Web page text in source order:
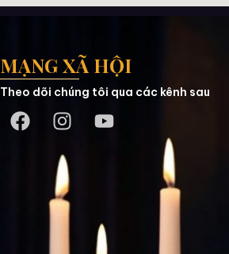
MẠNG XÃ HỘI
Theo dõi chúng tôi qua các kênh sau